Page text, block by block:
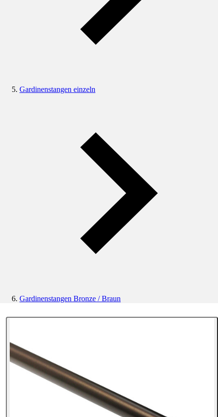
Gardinenstangen einzeln
Gardinenstangen Bronze / Braun